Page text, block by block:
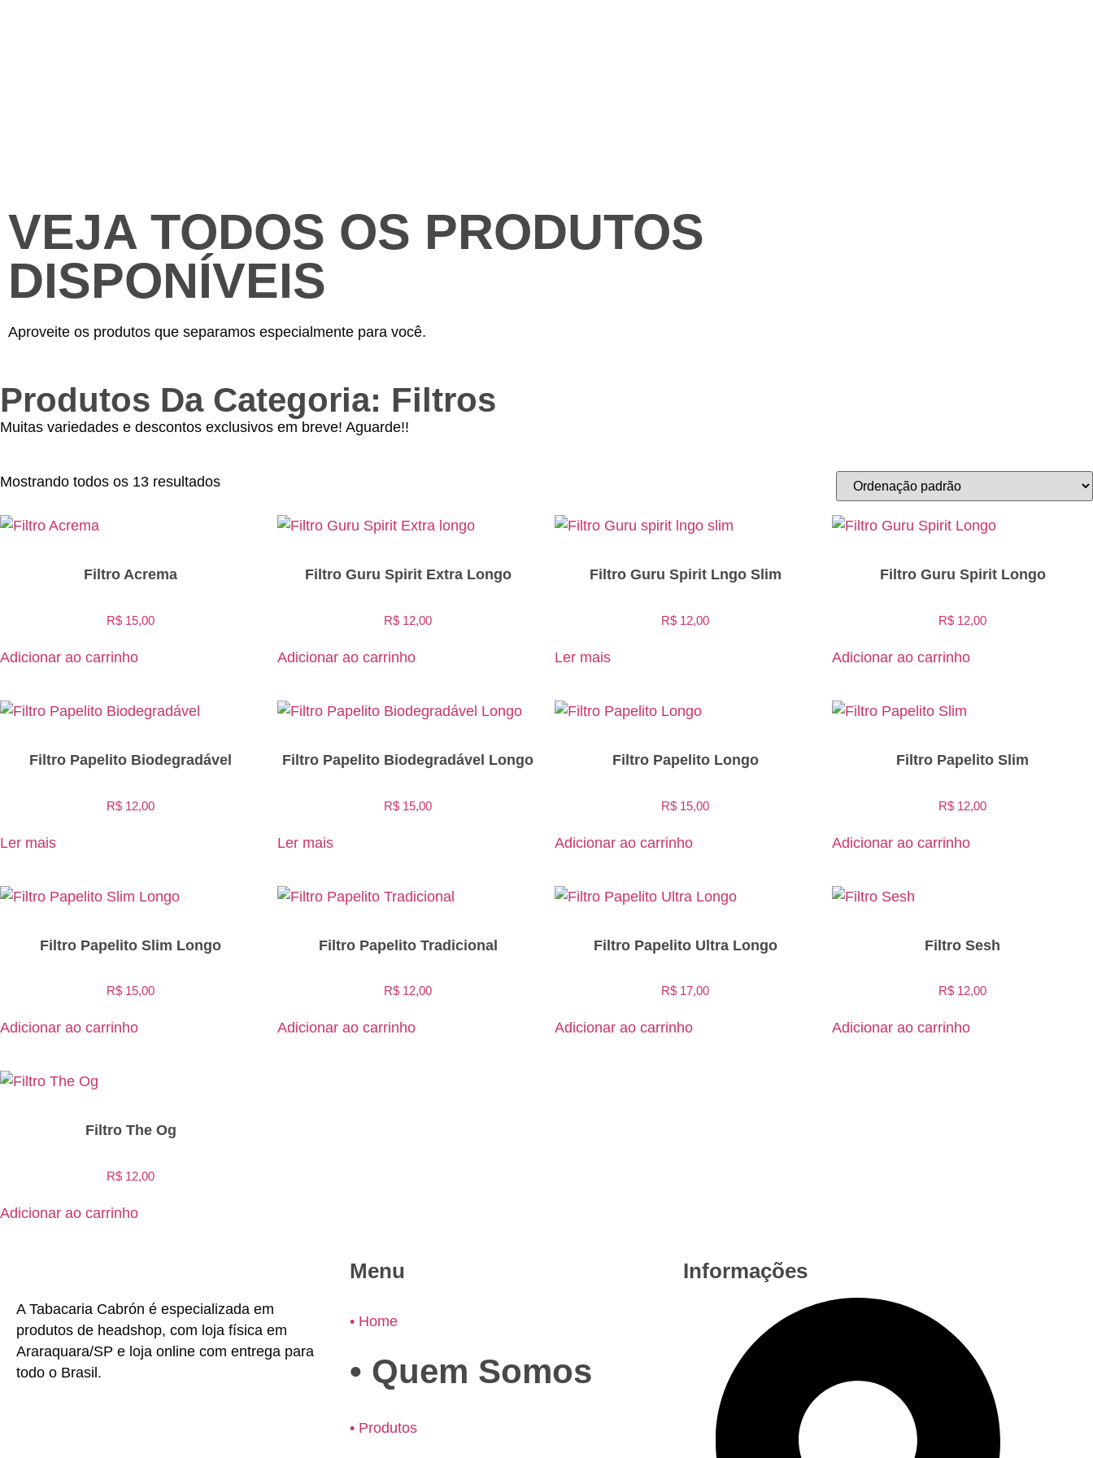
VEJA TODOS OS PRODUTOS
DISPONÍVEIS
Aproveite os produtos que separamos especialmente para você.
Produtos Da Categoria: Filtros
Muitas variedades e descontos exclusivos em breve! Aguarde!!
Mostrando todos os 13 resultados
Filtro Acrema
R$ 15,00
Adicionar ao carrinho
Filtro Guru Spirit Extra Longo
R$ 12,00
Adicionar ao carrinho
Filtro Guru Spirit Lngo Slim
R$ 12,00
Ler mais
Filtro Guru Spirit Longo
R$ 12,00
Adicionar ao carrinho
Filtro Papelito Biodegradável
R$ 12,00
Ler mais
Filtro Papelito Biodegradável Longo
R$ 15,00
Ler mais
Filtro Papelito Longo
R$ 15,00
Adicionar ao carrinho
Filtro Papelito Slim
R$ 12,00
Adicionar ao carrinho
Filtro Papelito Slim Longo
R$ 15,00
Adicionar ao carrinho
Filtro Papelito Tradicional
R$ 12,00
Adicionar ao carrinho
Filtro Papelito Ultra Longo
R$ 17,00
Adicionar ao carrinho
Filtro Sesh
R$ 12,00
Adicionar ao carrinho
Filtro The Og
R$ 12,00
Adicionar ao carrinho
A Tabacaria Cabrón é especializada em
produtos de headshop, com loja física em
Araraquara/SP e loja online com entrega para
todo o Brasil.
Menu
• Home
• Quem Somos
• Produtos
Informações